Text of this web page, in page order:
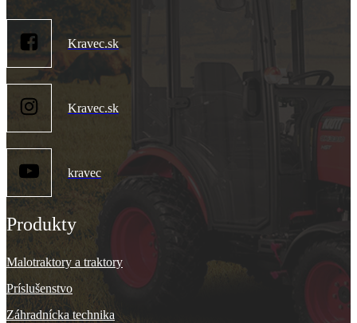
Kravec.sk
Kravec.sk
kravec
Produkty
Malotraktory a traktory
Príslušenstvo
Záhradnícka technika